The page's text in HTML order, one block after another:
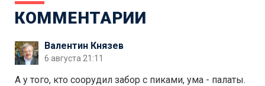
КОММЕНТАРИИ
Валентин Князев
6 августа 21:11
А у того, кто соорудил забор с пиками, ума - палаты.